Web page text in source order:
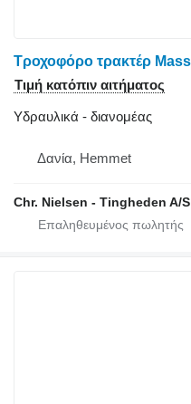
Τιμή κατόπιν αιτήματος
Υδραυλικά - διανομέας
Δανία, Hemmet
Chr. Nielsen - Tingheden A/S